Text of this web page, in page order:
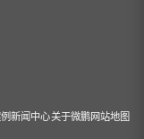
新闻中心关于微鹏网站地图